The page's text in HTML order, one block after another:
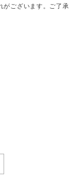
がございます。ご了承